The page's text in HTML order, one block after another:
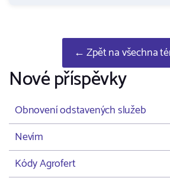
← Zpět na všechna
Nové příspěvky
Obnovení odstavených služeb
Nevím
Kódy Agrofert